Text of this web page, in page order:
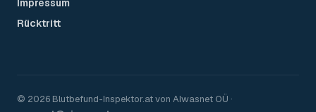
Impressum
Rücktritt
© 2026 Blutbefund-Inspektor.atvon AIwasnet OÜ ·